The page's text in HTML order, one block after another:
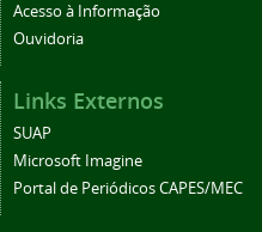
Acesso à Informação
Ouvidoria
Links Externos
SUAP
Microsoft Imagine
Portal de Periódicos CAPES/MEC